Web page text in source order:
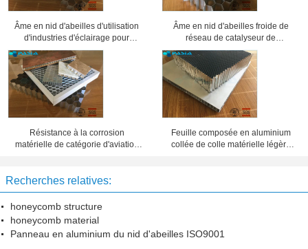
Âme en nid d'abeilles d'utilisation
d'industries d'éclairage pour
différentes grilles de projecteur
d'exposition
Âme en nid d'abeilles froide de
réseau de catalyseur de
climatisation, panneaux en
aluminium de nid d'abeilles
Résistance à la corrosion
matérielle de catégorie d'aviation
Feuille composée en aluminium
collée de colle matérielle légère
Recherches relatives:
honeycomb structure
honeycomb material
Panneau en aluminium du nid d'abeilles ISO9001